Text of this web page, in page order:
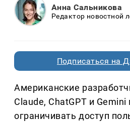
Анна Сальникова
Редактор новостной
Подписаться на
Американские
Claude, ChatGPT и
ограничивать доступ